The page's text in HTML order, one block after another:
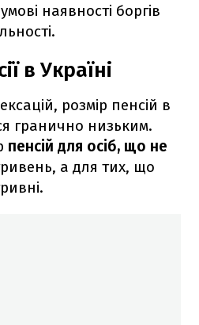
наявності боргів
в Україні
розмір пенсій в
гранично низьким.
пенсій для осіб, що не
а для тих, що